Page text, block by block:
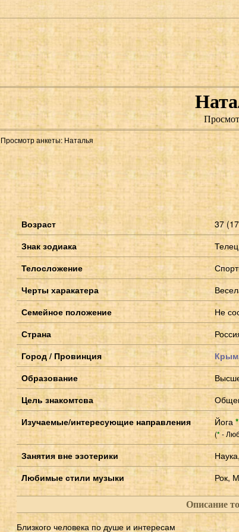
Просмотр анкеты: Наталья
Возраст
37
Знак зодиака
Телец
Телосложение
Черты харакатера
Семейное положение
Не
Страна
Город / Провинция
Образование
Цель знакомтсва
Изучаемые/интересующие направления
Йога *
(* -
Занятия вне эзотерики
Любимые стили музыки
Рок,
Описание
Близкого человека по душе и интересам